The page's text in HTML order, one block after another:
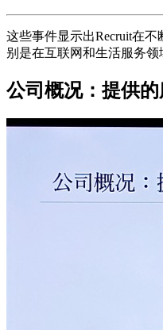
这些事件显示出Recruit在
别是在互联网和生活服务领
公司概况：提供